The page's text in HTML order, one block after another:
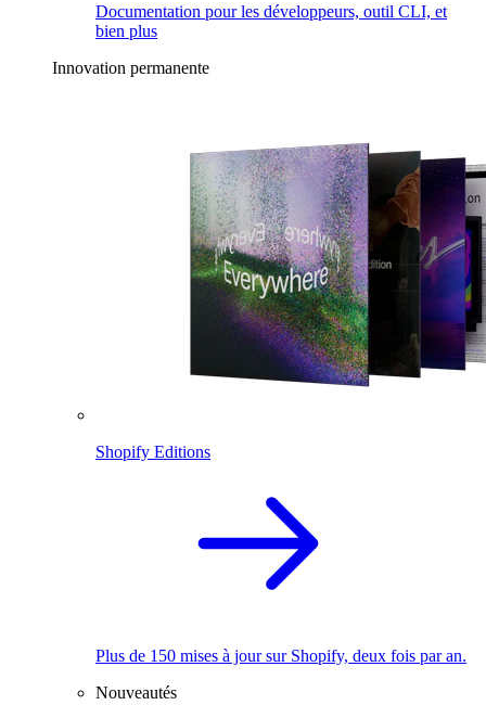
Documentation pour les développeurs, outil CLI, et
bien plus
Innovation permanente
Shopify Editions
Plus de 150 mises à jour sur Shopify, deux fois par an.
Nouveautés